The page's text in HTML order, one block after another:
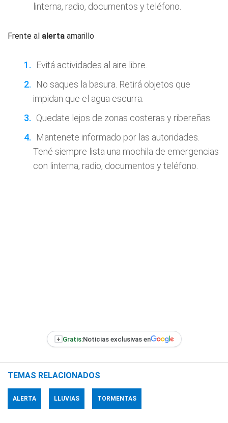
linterna, radio, documentos y teléfono.
Frente al alerta amarillo
Evitá actividades al aire libre.
No saques la basura. Retirá objetos que
impidan que el agua escurra.
Quedate lejos de zonas costeras y ribereñas.
Mantenete informado por las autoridades.
Tené siempre lista una mochila de emergencias
con linterna, radio, documentos y teléfono.
+ Gratis:Noticias exclusivas en
TEMAS RELACIONADOS
ALERTA LLUVIAS TORMENTAS